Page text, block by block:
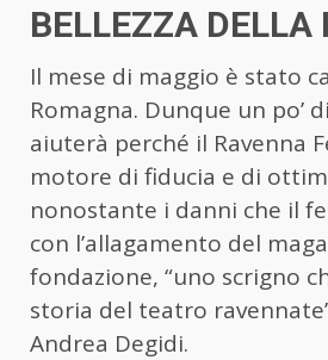
BELLEZZA DELLA
Il mese di maggio è stato
Romagna. Dunque un po’
aiuterà perché il Ravenna
motore di fiducia e di
nonostante i danni che il
con l’allagamento del
fondazione, “uno scrigno
storia del teatro
Andrea Degidi.